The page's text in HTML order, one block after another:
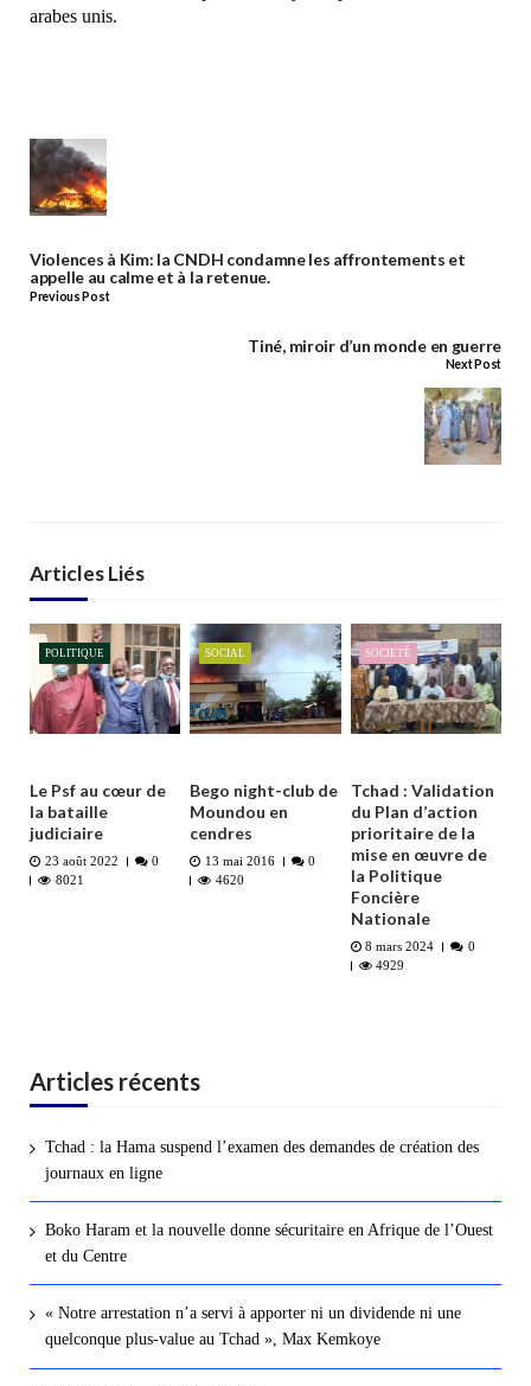
arabes unis.
Violences à Kim: la CNDH condamne les affrontements et
appelle au calme et à la retenue.
Previous Post
Tiné, miroir d’un monde en guerre
Next Post
Articles Liés
POLITIQUE
Le Psf au cœur de
la bataille
judiciaire
23 août 2022
0
8021
SOCIAL
Bego night-club de
Moundou en
cendres
13 mai 2016
0
4620
SOCIETÉ
Tchad : Validation
du Plan d’action
prioritaire de la
mise en œuvre de
la Politique
Foncière
Nationale
8 mars 2024
0
4929
Articles récents
Tchad : la Hama suspend l’examen des demandes de création des
journaux en ligne
Boko Haram et la nouvelle donne sécuritaire en Afrique de l’Ouest
et du Centre
« Notre arrestation n’a servi à apporter ni un dividende ni une
quelconque plus-value au Tchad », Max Kemkoye